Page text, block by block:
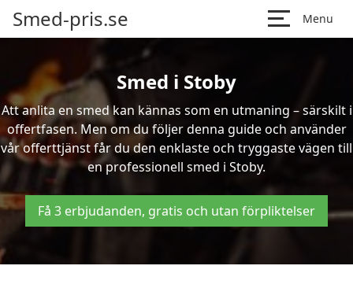
Smed-pris.se Menu
Smed i Stoby
Att anlita en smed kan kännas som en utmaning – särskilt i
offertfasen. Men om du följer denna guide och använder
vår offerttjänst får du den enklaste och tryggaste vägen till
en professionell smed i Stoby.
Få 3 erbjudanden, gratis och utan förpliktelser